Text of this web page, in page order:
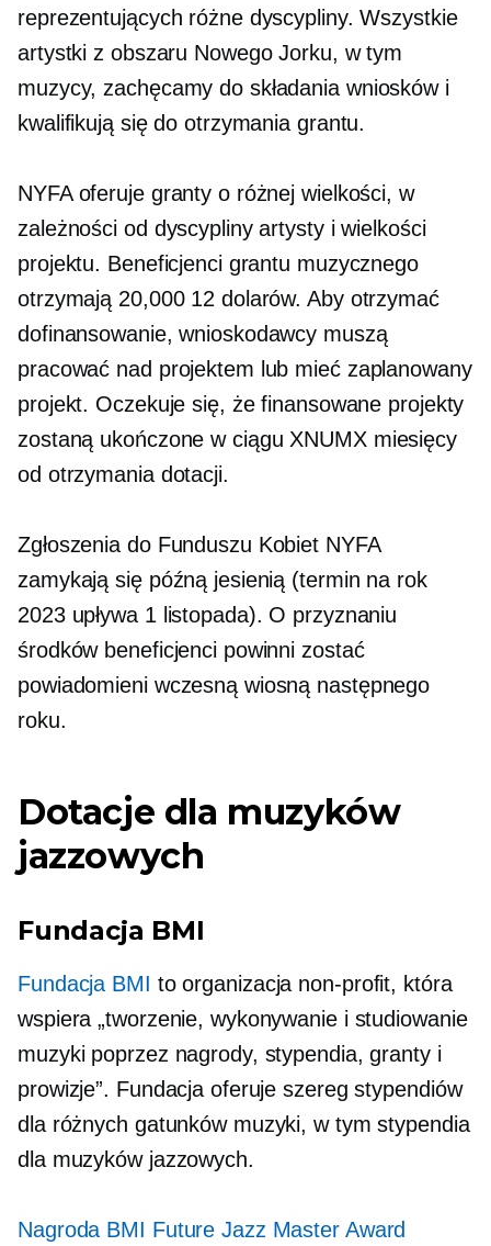
reprezentujących różne dyscypliny. Wszystkie
artystki z obszaru Nowego Jorku, w tym
muzycy, zachęcamy do składania wniosków i
kwalifikują się do otrzymania grantu.
NYFA oferuje granty o różnej wielkości, w
zależności od dyscypliny artysty i wielkości
projektu. Beneficjenci grantu muzycznego
otrzymają 20,000 12 dolarów. Aby otrzymać
dofinansowanie, wnioskodawcy muszą
pracować nad projektem lub mieć zaplanowany
projekt. Oczekuje się, że finansowane projekty
zostaną ukończone w ciągu XNUMX miesięcy
od otrzymania dotacji.
Zgłoszenia do Funduszu Kobiet NYFA
zamykają się późną jesienią (termin na rok
2023 upływa 1 listopada). O przyznaniu
środków beneficjenci powinni zostać
powiadomieni wczesną wiosną następnego
roku.
Dotacje dla muzyków
jazzowych
Fundacja BMI
Fundacja BMI to organizacja non-profit, która
wspiera „tworzenie, wykonywanie i studiowanie
muzyki poprzez nagrody, stypendia, granty i
prowizje”. Fundacja oferuje szereg stypendiów
dla różnych gatunków muzyki, w tym stypendia
dla muzyków jazzowych.
Nagroda BMI Future Jazz Master Award